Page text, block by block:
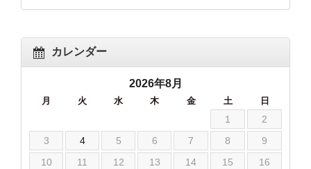
カレンダー
2026年8月
月 火 水 木 金 土 日
1
2
3
4 5 6 7 8
9
10
11 12 13 14 15
16